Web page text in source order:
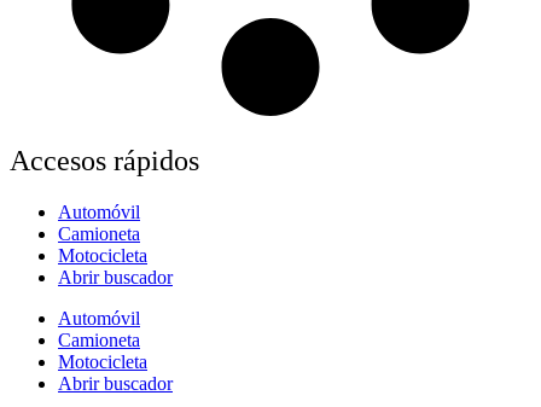
Accesos rápidos
Automóvil
Camioneta
Motocicleta
Abrir buscador
Automóvil
Camioneta
Motocicleta
Abrir buscador